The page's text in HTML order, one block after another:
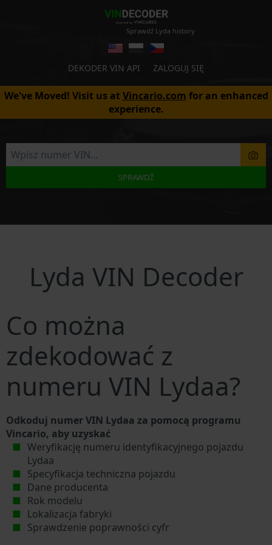
Sprawdź Lyda history
DEKODER VIN API ZALOGUJ SIĘ
We've Moved! Visit us atVincario.com for an enhanced
experience.
SPRAWDŹ
Lyda VIN Decoder
Co można
zdekodować z
numeru VIN Lydaa?
Odkoduj numer VIN Lydaa za pomocą programu
Vincario, aby uzyskać
Weryfikację numeru identyfikacyjnego pojazdu
Lydaa
Specyfikacja techniczna pojazdu
Dane producenta
Rok modelu
Lokalizacja fabryki
Sprawdzenie poprawności cyfr